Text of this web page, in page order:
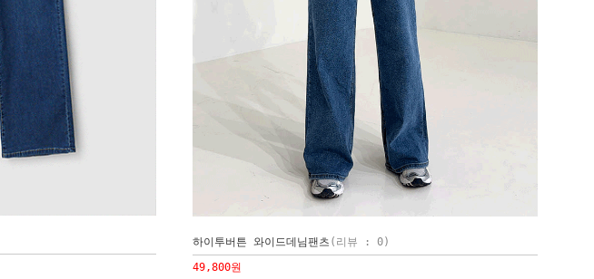
하이투버튼 와이드데님팬츠 (리뷰 : 0)
49,800원